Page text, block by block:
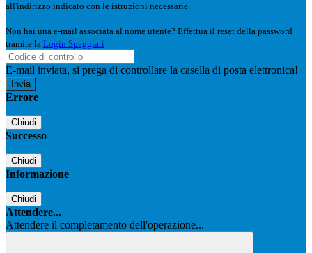
all'indirizzo indicato con le istruzioni necessarie.
Non hai una e-mail associata al nome utente? Effettua il reset della password
tramite la Login Spaggiari
E-mail inviata, si prega di controllare la casella di posta elettronica!
Errore
Chiudi
Successo
Chiudi
Informazione
Chiudi
Attendere...
Attendere il completamento dell'operazione...